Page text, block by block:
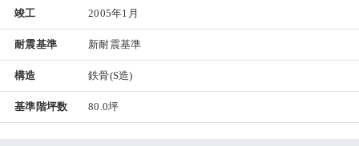
竣工 2005年1月
耐震基準 新耐震基準
構造 鉄骨(S造)
基準階坪数 80.0坪